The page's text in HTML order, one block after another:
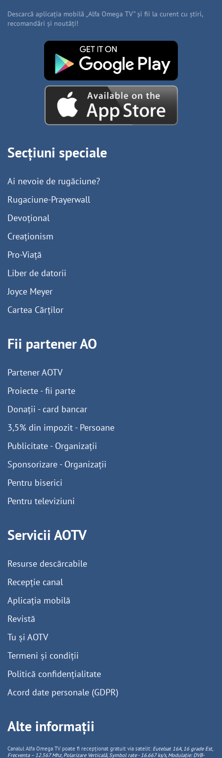
Descarcă aplicația mobilă „Alfa Omega TV” și fii la curent cu știri,
recomandări și noutăți!
Secțiuni speciale
Ai nevoie de rugăciune?
Rugaciune-Prayerwall
Devoțional
Creaționism
Pro-Viață
Liber de datorii
Joyce Meyer
Cartea Cărților
Fii partener AO
Partener AOTV
Proiecte - fii parte
Donații - card bancar
3,5% din impozit - Persoane
Publicitate - Organizații
Sponsorizare - Organizații
Pentru biserici
Pentru televiziuni
Servicii AOTV
Resurse descărcabile
Recepție canal
Aplicația mobilă
Revistă
Tu și AOTV
Termeni și condiții
Politică confidențialitate
Acord date personale (GDPR)
Alte informații
Canalul Alfa Omega TV poate fi recepționat gratuit via satelit: Eutelsat 16A, 16 grade Est,
Frecventa – 12.567 Mhz, PolarizareVerticală, Symbol rate - 16.667 ks/s, Modulație: DVB-